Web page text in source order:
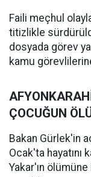
Faili meçhul
titizlikle
dosyada görev
kamu
ÇOCUĞUN
Bakan Gürlek'in
Ocak'ta hayatını
Yakar'ın